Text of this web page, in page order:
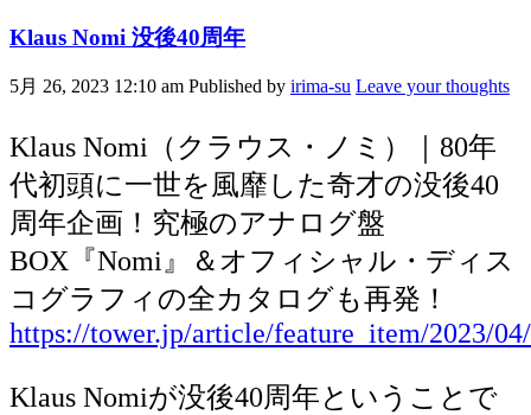
Klaus Nomi 没後40周年
5月 26, 2023 12:10 am Published by irima-su Leave your thoughts
Klaus Nomi（クラウス・ノミ）｜80年
代初頭に一世を風靡した奇才の没後40
周年企画！究極のアナログ盤
BOX『Nomi』＆オフィシャル・ディス
コグラフィの全カタログも再発！
https://tower.jp/article/feature_item/2023/
Klaus Nomiが没後40周年ということで